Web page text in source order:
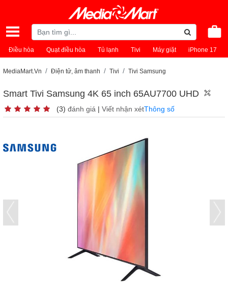
Điều hòa Quạt điều hòa Tủ lạnh Tivi Máy giặt iPhone 17
MediaMart.Vn Điện tử, âm thanh Tivi Tivi Samsung
Smart Tivi Samsung 4K 65 inch 65AU7700 UHD
(3) đánh giá | Viết nhận xétThông số